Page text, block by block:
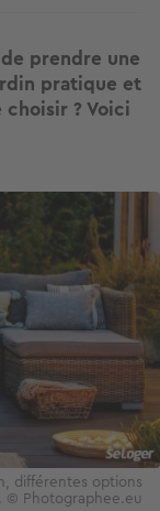
prendre une
pratique et
? Voici
différentes options
© Photographee.eu